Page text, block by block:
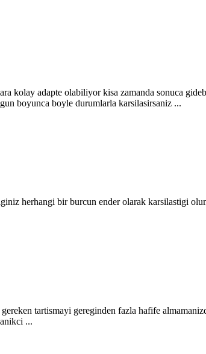
kolay adapte olabiliyor kisa zamanda sonuca
boyunca boyle durumlarla karsilasirsaniz ...
herhangi bir burcun ender olarak karsilastigi
tartismayi gereginden fazla hafife
...